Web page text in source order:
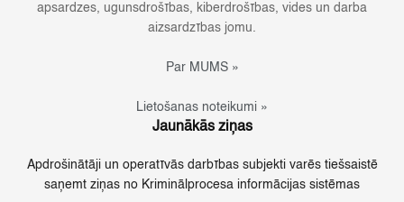
apsardzes, ugunsdrošības, kiberdrošības, vides un darba
aizsardzības jomu.
Par MUMS »
Lietošanas noteikumi »
Jaunākās ziņas
Apdrošinātāji un operatīvās darbības subjekti varēs tiešsaistē
saņemt ziņas no Kriminālprocesa informācijas sistēmas